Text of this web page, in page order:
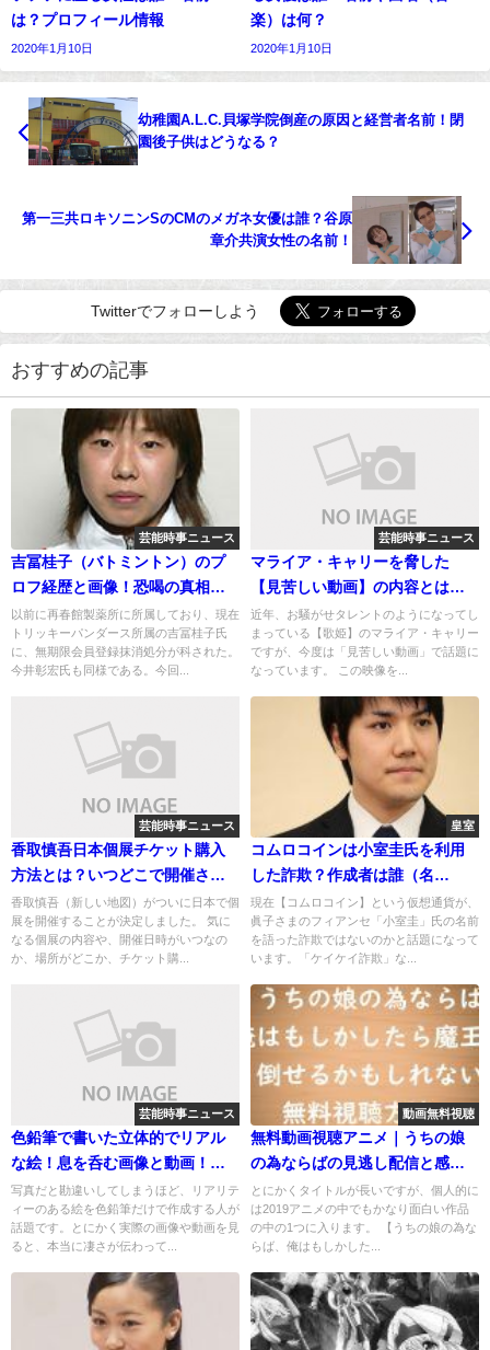
は？プロフィール情報
2020年1月10日
楽）は何？
2020年1月10日
幼稚園A.L.C.貝塚学院倒産の原因と経営者名前！閉
園後子供はどうなる？
第一三共ロキソニンSのCMのメガネ女優は誰？谷原
章介共演女性の名前！
Twitterでフォローしよう
おすすめの記事
芸能時事ニュース
吉冨桂子（バトミントン）のプ
ロフ経歴と画像！恐喝の真相と
は？
以前に再春館製薬所に所属しており、現在
トリッキーパンダース所属の吉冨桂子氏
に、無期限会員登録抹消処分が科された。
今井彰宏氏も同様である。今回...
芸能時事ニュース
マライア・キャリーを脅した
【見苦しい動画】の内容とは？
撮影者とは？
近年、お騒がせタレントのようになってし
まっている【歌姫】のマライア・キャリー
ですが、今度は「見苦しい動画」で話題に
なっています。 この映像を...
芸能時事ニュース
香取慎吾日本個展チケット購入
方法とは？いつどこで開催され
る？
香取慎吾（新しい地図）がついに日本で個
展を開催することが決定しました。 気に
なる個展の内容や、開催日時がいつなの
か、場所がどこか、チケット購...
皇室
コムロコインは小室圭氏を利用
した詐欺？作成者は誰（名
前）？目的は？
現在【コムロコイン】という仮想通貨が、
眞子さまのフィアンセ「小室圭」氏の名前
を語った詐欺ではないのかと話題になって
います。「ケイケイ詐欺」な...
芸能時事ニュース
色鉛筆で書いた立体的でリアル
な絵！息を呑む画像と動画！コ
ーラやサイダー
写真だと勘違いしてしまうほど、リアリテ
ィーのある絵を色鉛筆だけで作成する人が
話題です。とにかく実際の画像や動画を見
ると、本当に凄さが伝わって...
動画無料視聴
無料動画視聴アニメ｜うちの娘
の為ならばの見逃し配信と感想
のまとめ！
とにかくタイトルが長いですが、個人的に
は2019アニメの中でもかなり面白い作品
の中の1つに入ります。 【うちの娘の為な
らば、俺はもしかした...